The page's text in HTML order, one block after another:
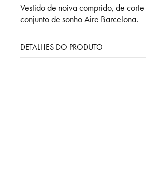
Vestido de noiva comprido, de
conjunto de sonho Aire Barcelona.
DETALHES DO PRODUTO